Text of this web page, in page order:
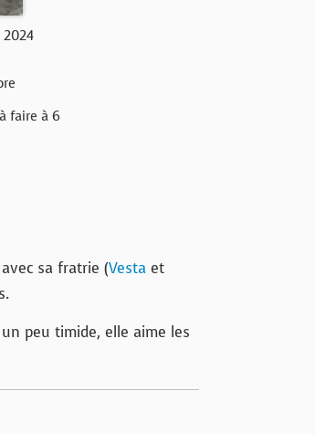
2024
faire à 6
sa fratrie (Vesta et
peu timide, elle aime les